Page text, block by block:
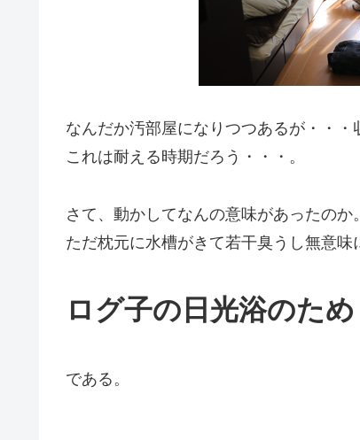
なんだか汚部屋になりつつあるが・・・
これは耐える時期だろう・・・。
さて、動かしてなんの意味があったのか。
ただ枕元に水槽がきて若干臭うし無意味
ログ子の日光浴のため
である。